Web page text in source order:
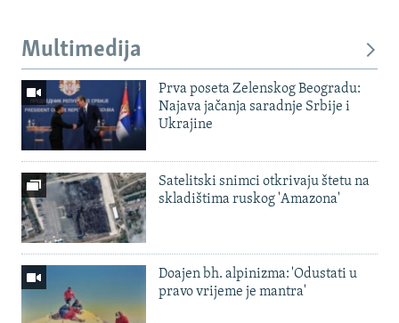
Multimedija
Prva poseta Zelenskog Beogradu:
Najava jačanja saradnje Srbije i
Ukrajine
Satelitski snimci otkrivaju štetu na
skladištima ruskog 'Amazona'
Doajen bh. alpinizma: 'Odustati u
pravo vrijeme je mantra'